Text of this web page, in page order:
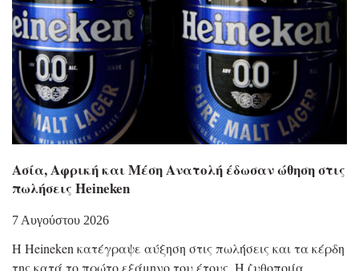
Ασία, Αφρική και Μέση Ανατολή έδωσαν ώθηση στις
πωλήσεις Heineken
7 Αυγούστου 2026
Η Heineken κατέγραψε αύξηση στις πωλήσεις και τα κέρδη
της κατά το πρώτο εξάμηνο του έτους. Η ζυθοποιία